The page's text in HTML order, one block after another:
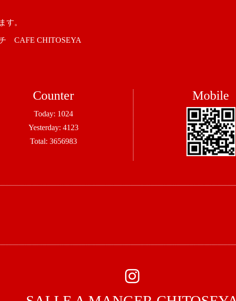
す。
CAFE CHITOSEYA
Counter
Today: 1024
Yesterday: 4123
Total: 3656983
Mobile